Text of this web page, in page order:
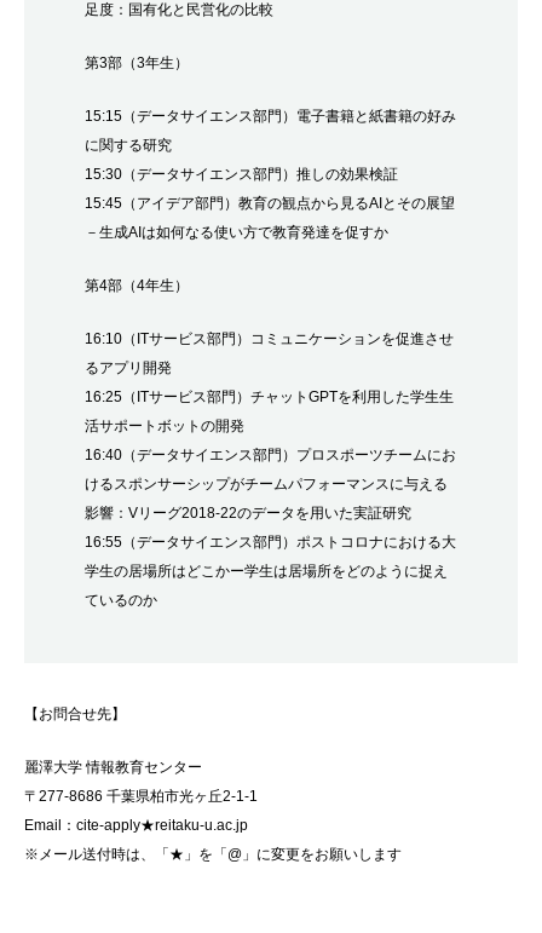
足度：国有化と民営化の比較
第3部（3年生）
15:15（データサイエンス部門）電子書籍と紙書籍の好み
に関する研究
15:30（データサイエンス部門）推しの効果検証
15:45（アイデア部門）教育の観点から見るAIとその展望
－生成AIは如何なる使い方で教育発達を促すか
第4部（4年生）
16:10（ITサービス部門）コミュニケーションを促進させ
るアプリ開発
16:25（ITサービス部門）チャットGPTを利用した学生生
活サポートボットの開発
16:40（データサイエンス部門）プロスポーツチームにお
けるスポンサーシップがチームパフォーマンスに与える
影響：Vリーグ2018-22のデータを用いた実証研究
16:55（データサイエンス部門）ポストコロナにおける大
学生の居場所はどこかー学生は居場所をどのように捉え
ているのか
【お問合せ先】
麗澤大学 情報教育センター
〒277-8686 千葉県柏市光ヶ丘2-1-1
Email：cite-apply★reitaku-u.ac.jp
※メール送付時は、「★」を「@」に変更をお願いします